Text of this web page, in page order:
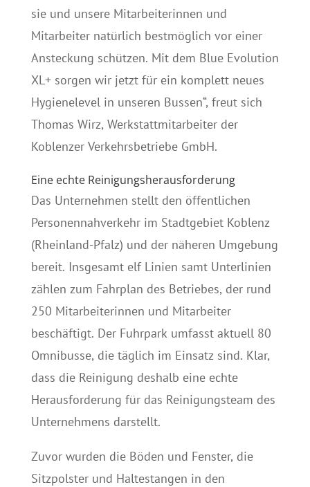
sie und unsere Mitarbeiterinnen und
Mitarbeiter natürlich bestmöglich vor einer
Ansteckung schützen. Mit dem Blue Evolution
XL+ sorgen wir jetzt für ein komplett neues
Hygienelevel in unseren Bussen“, freut sich
Thomas Wirz, Werkstattmitarbeiter der
Koblenzer Verkehrsbetriebe GmbH.
Eine echte Reinigungsherausforderung
Das Unternehmen stellt den öffentlichen
Personennahverkehr im Stadtgebiet Koblenz
(Rheinland-Pfalz) und der näheren Umgebung
bereit. Insgesamt elf Linien samt Unterlinien
zählen zum Fahrplan des Betriebes, der rund
250 Mitarbeiterinnen und Mitarbeiter
beschäftigt. Der Fuhrpark umfasst aktuell 80
Omnibusse, die täglich im Einsatz sind. Klar,
dass die Reinigung deshalb eine echte
Herausforderung für das Reinigungsteam des
Unternehmens darstellt.
Zuvor wurden die Böden und Fenster, die
Sitzpolster und Haltestangen in den